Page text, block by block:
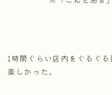
1時間ぐらい店内をぐるぐ
楽しかった。